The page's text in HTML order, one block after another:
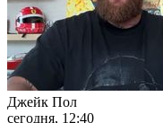
Джейк Пол
сегодня, 12:40